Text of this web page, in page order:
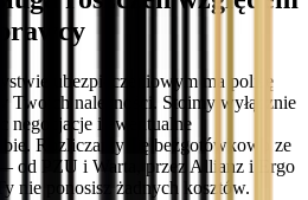
ubezpieczeniowym ma polisę
należności. Stoimy wyłącznie
negocjacje i ewentualne
Rozliczamy się bezgotówkowo ze
od PZU i Warta, przez Allianz i Ergo
nie ponosisz żadnych kosztów.